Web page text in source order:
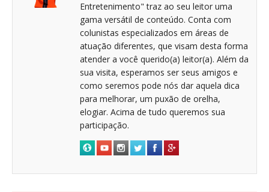
Entretenimento" traz ao seu leitor uma
gama versátil de conteúdo. Conta com
colunistas especializados em áreas de
atuação diferentes, que visam desta forma
atender a você querido(a) leitor(a). Além da
sua visita, esperamos ser seus amigos e
como seremos pode nós dar aquela dica
para melhorar, um puxão de orelha,
elogiar. Acima de tudo queremos sua
participação.